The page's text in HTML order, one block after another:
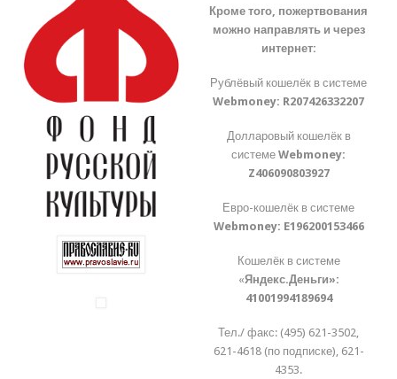
Кроме того, пожертвования
можно направлять и через
интернет:
Рублёвый кошелёк в системе
Webmoney: R207426332207
Долларовый кошелёк в
системеWebmoney:
Z406090803927
Евро-кошелёк в системе
Webmoney: E196200153466
Кошелёк в системе
«Яндекс.Деньги»:
41001994189694
Тел./ факс: (495) 621-3502,
621-4618 (по подписке), 621-
4353.